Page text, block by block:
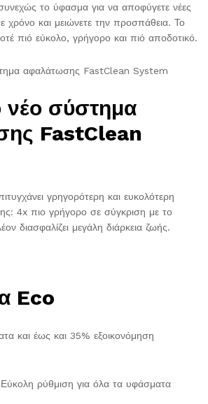
το ύφασμα για να αποφύγετε νέες
χρόνο και μειώνετε την προσπάθεια. Το
πιό εύκολο, γρήγορο και πιό αποδοτικό.
νέο σύστημα
FastClean
γρηγορότερη και ευκολότερη
4x πιο γρήγορο σε σύγκριση με το
διασφαλίζει μεγάλη διάρκεια ζωής.
Eco
και έως και 35% εξοικονόμηση